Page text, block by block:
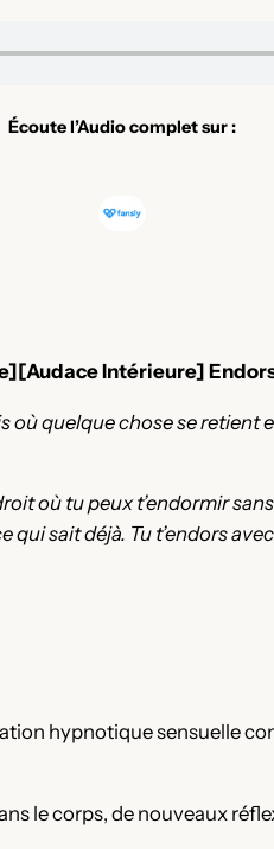
Écoute l’Audio complet sur :
Intérieure]
quelque chose se
où tu peux t’endormir
qui sait déjà. Tu t’endors
hypnotique sensuelle
le corps, de nouveaux